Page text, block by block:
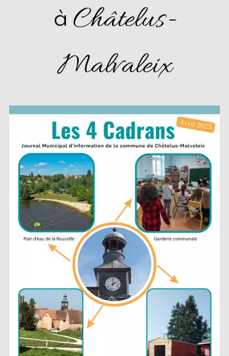
à Châtelus-
Malvaleix